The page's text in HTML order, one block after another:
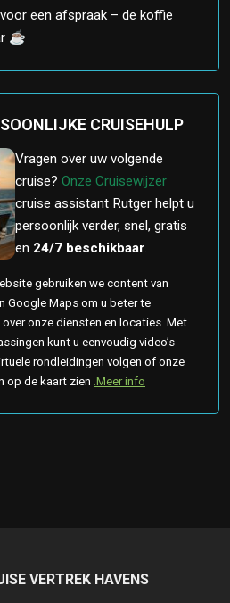
een afspraak – de koffie
☕
CRUISEHULP
Vragen over uw volgende
cruise? Onze Cruisewijzer
cruise assistant Rutger helpt u
persoonlijk verder, snel, gratis
en 24/7 beschikbaar
gebruiken we content van
Google Maps om u beter te
onze diensten en locaties. Met
kunt u eenvoudig video’s
rondleidingen volgen of onze
op de kaart zien .Meer info
VERTREK HAVENS